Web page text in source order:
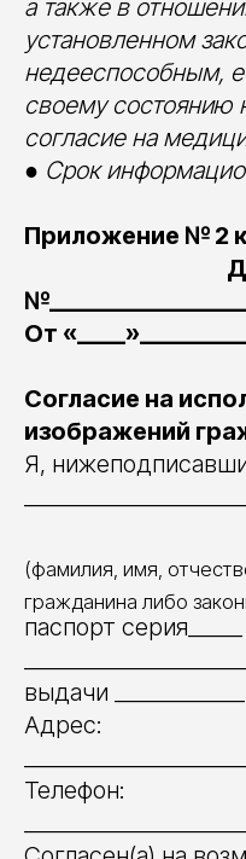
а также в
установленном
недееспособным,
своему состоянию
согласие на
● Срок
Приложение № 2 к
От
Согласие на
изображений
Я,
(фамилия, имя,
гражданина либо
паспорт
выдачи ____________
Адрес:
Телефон: